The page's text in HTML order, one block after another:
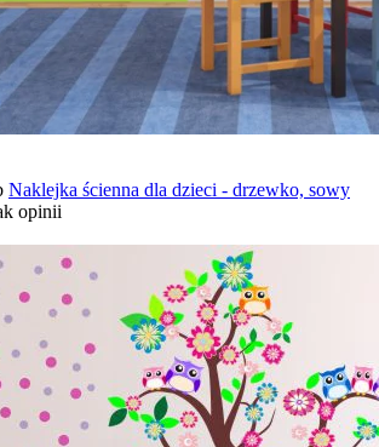
Naklejka ścienna dla dzieci - drzewko, sowy
opinii